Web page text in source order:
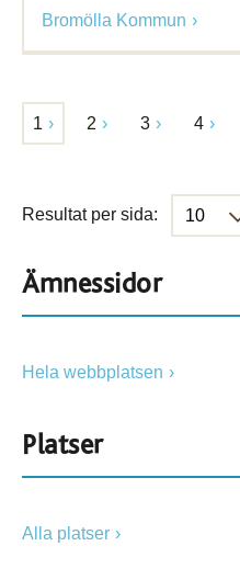
Bromölla Kommun
1 2 3 4
Resultat per sida:
Ämnessidor
Hela webbplatsen
Platser
Alla platser